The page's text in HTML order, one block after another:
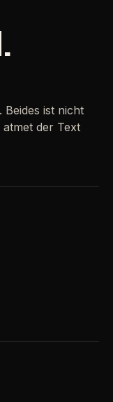
ist nicht
der Text